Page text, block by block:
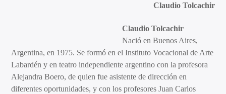
Claudio Tolcachir
Claudio Tolcachir
Nació en Buenos Aires,
Argentina, en 1975. Se formó en el Instituto Vocacional de Arte
Labardén y en teatro independiente argentino con la profesora
Alejandra Boero, de quien fue asistente de dirección en
diferentes oportunidades, y con los profesores Juan Carlos